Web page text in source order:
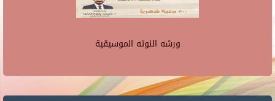
ورشه النوته الموسيقية